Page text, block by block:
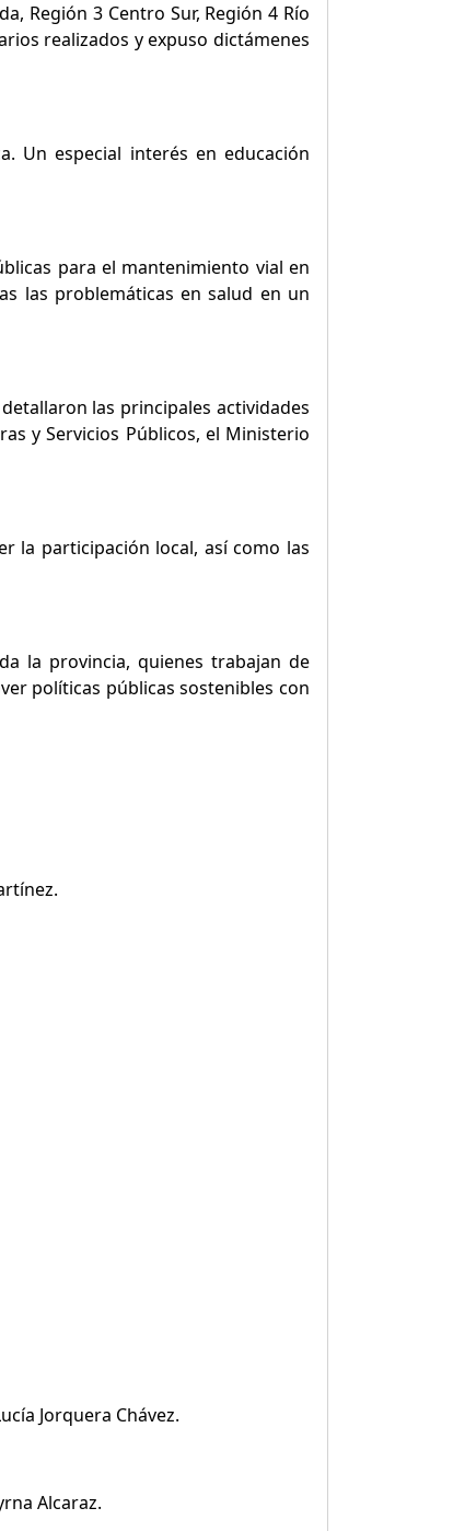
Región 3 Centro Sur, Región 4 Río
realizados y expuso dictámenes
Un especial interés en educación
para el mantenimiento vial en
las problemáticas en salud en un
las principales actividades
y Servicios Públicos, el Ministerio
la participación local, así como las
la provincia, quienes trabajan de
políticas públicas sostenibles con
Jorquera Chávez.
Alcaraz.